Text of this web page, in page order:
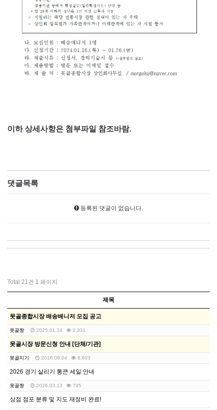
이하 상세사항은 첨부파일 참조바람.
댓글목록
등록된 댓글이 없습니다.
Total 21건 1 페이지
제목
못골종합시장 배송배니저 모집 공고
못골짱 2025.01.14 2,331
못골시장 방문신청 안내 [단체/기관]
못골지기 2016.08.04 8,603
2026 경기 살리기 통큰 세일 안내
못골짱 2026.03.13 795
상점 점포 분류 및 지도 재정비 완료!